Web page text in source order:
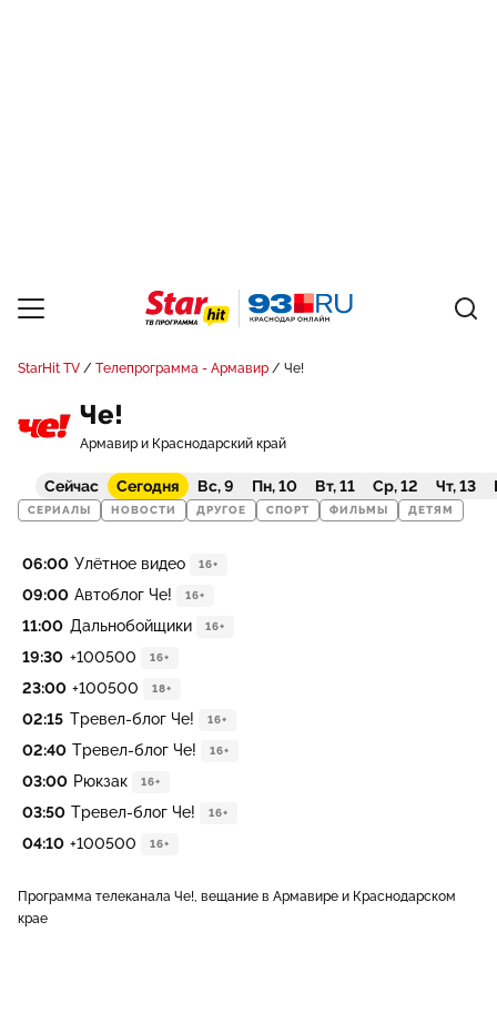
StarHit TV Телепрограмма - Армавир Че!
Че!
Армавир и Краснодарский край
Сейчас Сегодня Вс, 9 Пн, 10 Вт, 11 Ср, 12 Чт, 13
СЕРИАЛЫ НОВОСТИ ДРУГОЕ СПОРТ ФИЛЬМЫ ДЕТЯМ
06:00 Улётное видео 16+
09:00 Автоблог Че! 16+
11:00 Дальнобойщики 16+
19:30 +100500 16+
23:00 +100500 18+
02:15 Тревел-блог Че! 16+
02:40 Тревел-блог Че! 16+
03:00 Рюкзак 16+
03:50 Тревел-блог Че! 16+
04:10 +100500 16+
Программа телеканала Че!, вещание в Армавире и Краснодарском
крае